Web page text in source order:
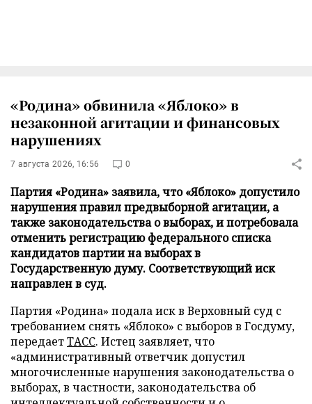
«Родина» обвинила «Яблоко» в
незаконной агитации и финансовых
нарушениях
7 августа 2026, 16:56 0
Партия «Родина» заявила, что «Яблоко» допустило
нарушения правил предвыборной агитации, а
также законодательства о выборах, и потребовала
отменить регистрацию федерального списка
кандидатов партии на выборах в
Государственную думу. Соответствующий иск
направлен в суд.
Партия «Родина» подала иск в Верховный суд с
требованием снять «Яблоко» с выборов в Госдуму,
передаетТАСС. Истец заявляет, что
«административный ответчик допустил
многочисленные нарушения законодательства о
выборах, в частности, законодательства об